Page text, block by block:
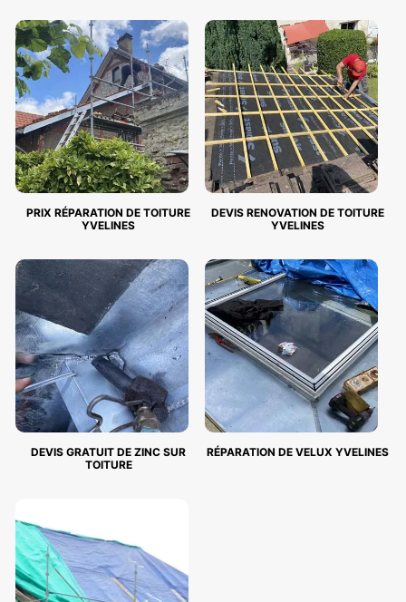
PRIX RÉPARATION DE TOITURE
YVELINES
DEVIS RENOVATION DE TOITURE
YVELINES
DEVIS GRATUIT DE ZINC SUR
TOITURE
RÉPARATION DE VELUX YVELINES